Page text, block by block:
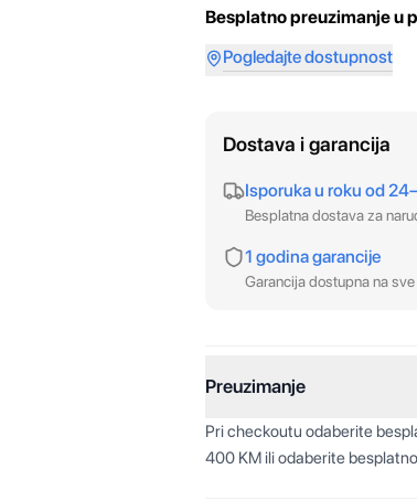
Besplatno preuzimanje u
Pogledajte dostupnost
Dostava i garancija
Isporuka u roku od
Besplatna dostava za
1 godina garancije
Garancija dostupna na
Preuzimanje
Pri checkoutu odaberite
400 KM ili odaberite